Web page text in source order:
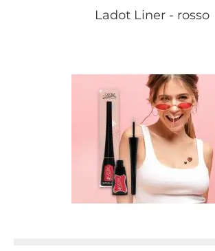
Ladot Liner - rosso